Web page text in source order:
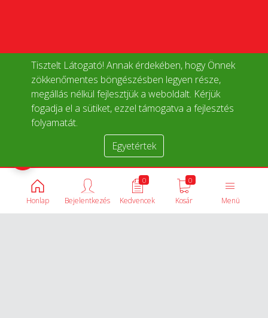
Tisztelt Látogató! Annak érdekében, hogy Önnek
zökkenőmentes böngészésben legyen része,
megállás nélkül fejlesztjük a weboldalt. Kérjük
fogadja el a sütiket, ezzel támogatva a fejlesztés
folyamatát.
Egyetértek
Honlap Menü
0
Kosár
0
Kedvencek
Bejelentkezés
Termékek összehasonlítása